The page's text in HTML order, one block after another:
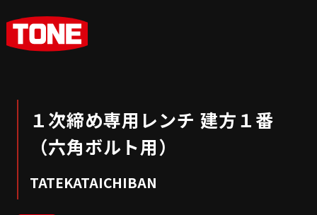
１次締め専用レンチ 建方１番
（六角ボルト用）
TATEKATAICHIBAN